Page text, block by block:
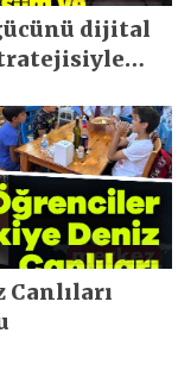
dijital